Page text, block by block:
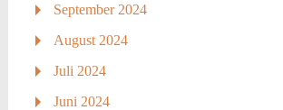
September 2024
August 2024
Juli 2024
Juni 2024